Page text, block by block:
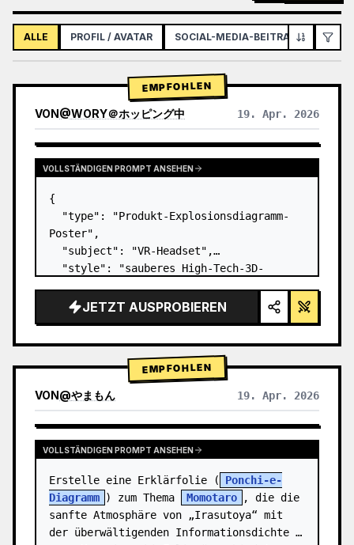
ALLE PROFIL / AVATAR SOCIAL-MEDIA-BEITRAG
EMPFOHLEN
VON@WORY＠ホッピング中 19. Apr. 2026
VOLLSTÄNDIGEN PROMPT ANSEHEN
{
  "type": "Produkt-Explosionsdiagramm-
Poster",
  "subject": "VR-Headset",
  "style": "sauberes High-Tech-3D-
Akzente",
  "background": "{argument
default=\"sanfter violetter und blauer
Verlauf…
JETZT AUSPROBIEREN
EMPFOHLEN
VON@やまもん 19. Apr. 2026
ERGEBNISSE ANDERER MODELLE ANZEIGEN
VOLLSTÄNDIGEN PROMPT ANSEHEN
Erstelle eine Erklärfolie (
Ponchi-e-
Diagramm ) zum Thema Momotaro
, die die
sanfte Atmosphäre von „Irasutoya“ mit
der überwältigenden Informationsdichte